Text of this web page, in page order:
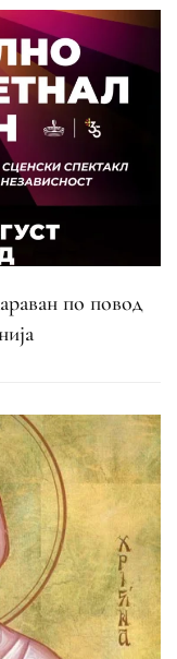
по повод